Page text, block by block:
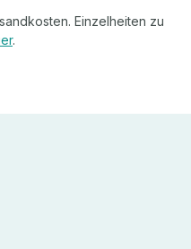
Einzelheiten zu
.